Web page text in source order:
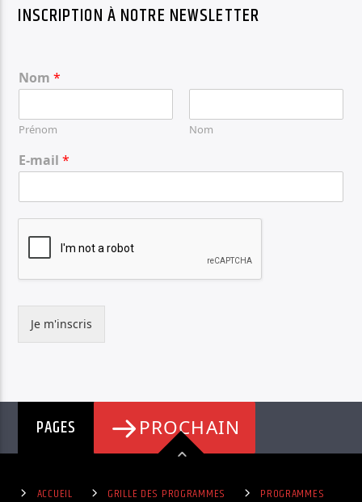
INSCRIPTION À NOTRE NEWSLETTER
Nom*
Prénom Nom
E-mail*
Je m'inscris
PAGES PROCHAIN
ACCUEIL GRILLE DES PROGRAMMES
PROGRAMMES